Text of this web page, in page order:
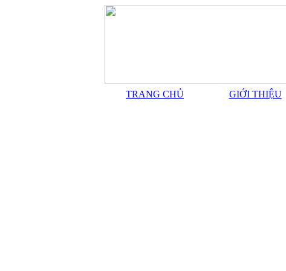
TRANG CHỦ GIỚI THIỆU